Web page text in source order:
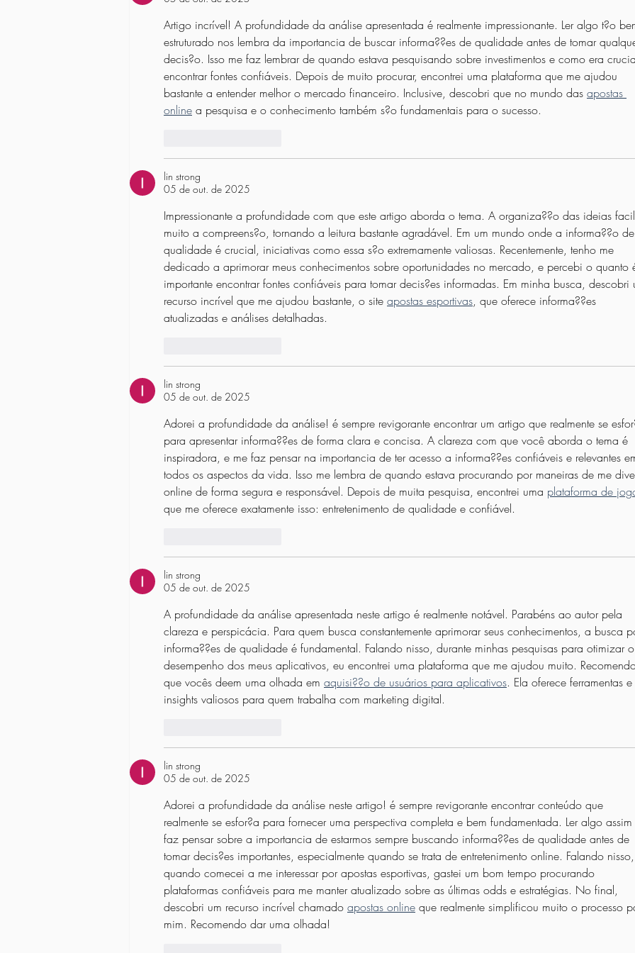
Artigo incrível! A profundidade da análise apresentada é realmente impressionante. Ler algo t?o
estruturado nos lembra da importancia de buscar informa??es de qualidade antes de tomar
decis?o. Isso me faz lembrar de quando estava pesquisando sobre investimentos e como era
encontrar fontes confiáveis. Depois de muito procurar, encontrei uma plataforma que me ajudou
bastante a entender melhor o mercado financeiro. Inclusive, descobri que no mundo das apostas
online a pesquisa e o conhecimento também s?o fundamentais para o sucesso.
lin strong
05 de out. de 2025
Impressionante a profundidade com que este artigo aborda o tema. A organiza??o das ideias
muito a compreens?o, tornando a leitura bastante agradável. Em um mundo onde a informa??o de
qualidade é crucial, iniciativas como essa s?o extremamente valiosas. Recentemente, tenho me
dedicado a aprimorar meus conhecimentos sobre oportunidades no mercado, e percebi o quanto
importante encontrar fontes confiáveis para tomar decis?es informadas. Em minha busca, descobri
recurso incrível que me ajudou bastante, o site apostas esportivas, que oferece informa??es
atualizadas e análises detalhadas.
lin strong
05 de out. de 2025
Adorei a profundidade da análise! é sempre revigorante encontrar um artigo que realmente se
para apresentar informa??es de forma clara e concisa. A clareza com que você aborda o tema é
inspiradora, e me faz pensar na importancia de ter acesso a informa??es confiáveis e relevantes
todos os aspectos da vida. Isso me lembra de quando estava procurando por maneiras de me
online de forma segura e responsável. Depois de muita pesquisa, encontrei uma plataforma de
que me oferece exatamente isso: entretenimento de qualidade e confiável.
lin strong
05 de out. de 2025
A profundidade da análise apresentada neste artigo é realmente notável. Parabéns ao autor pela
clareza e perspicácia. Para quem busca constantemente aprimorar seus conhecimentos, a busca
informa??es de qualidade é fundamental. Falando nisso, durante minhas pesquisas para otimizar o
desempenho dos meus aplicativos, eu encontrei uma plataforma que me ajudou muito.
que vocês deem uma olhada em aquisi??o de usuários para aplicativos. Ela oferece ferramentas e
insights valiosos para quem trabalha com marketing digital.
lin strong
05 de out. de 2025
Adorei a profundidade da análise neste artigo! é sempre revigorante encontrar conteúdo que
realmente se esfor?a para fornecer uma perspectiva completa e bem fundamentada. Ler algo
faz pensar sobre a importancia de estarmos sempre buscando informa??es de qualidade antes de
tomar decis?es importantes, especialmente quando se trata de entretenimento online. Falando nisso,
quando comecei a me interessar por apostas esportivas, gastei um bom tempo procurando
plataformas confiáveis para me manter atualizado sobre as últimas odds e estratégias. No final,
descobri um recurso incrível chamado apostas online que realmente simplificou muito o processo
mim. Recomendo dar uma olhada!